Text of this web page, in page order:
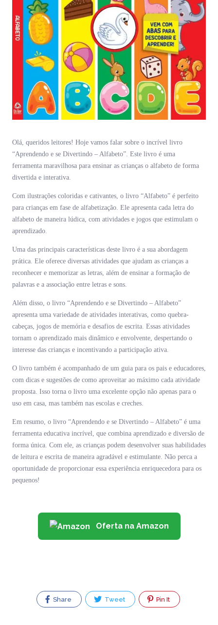
Olá, queridos leitores! Hoje vamos falar sobre o incrível livro
“Aprendendo e se Divertindo – Alfabeto”. Este livro é uma
ferramenta maravilhosa para ensinar as crianças o alfabeto de forma
divertida e interativa.
Com ilustrações coloridas e cativantes, o livro “Alfabeto” é perfeito
para crianças em fase de alfabetização. Ele apresenta cada letra do
alfabeto de maneira lúdica, com atividades e jogos que estimulam o
aprendizado.
Uma das principais características deste livro é a sua abordagem
prática. Ele oferece diversas atividades que ajudam as crianças a
reconhecer e memorizar as letras, além de ensinar a formação de
palavras e a associação entre letras e sons.
Além disso, o livro “Aprendendo e se Divertindo – Alfabeto”
apresenta uma variedade de atividades interativas, como quebra-
cabeças, jogos de memória e desafios de escrita. Essas atividades
tornam o aprendizado mais dinâmico e envolvente, despertando o
interesse das crianças e incentivando a participação ativa.
O livro também é acompanhado de um guia para os pais e educadores,
com dicas e sugestões de como aproveitar ao máximo cada atividade
proposta. Isso torna o livro uma excelente opção não apenas para o
uso em casa, mas também nas escolas e creches.
Em resumo, o livro “Aprendendo e se Divertindo – Alfabeto” é uma
ferramenta educativa incrível, que combina aprendizado e diversão de
forma única. Com ele, as crianças podem desenvolver suas habilidades
de leitura e escrita de maneira agradável e estimulante. Não perca a
oportunidade de proporcionar essa experiência enriquecedora para os
pequenos!
Oferta na Amazon
Share Tweet Pin It